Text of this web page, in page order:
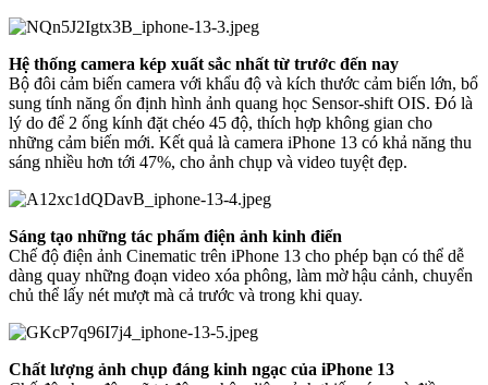
Hệ thống camera kép xuất sắc nhất từ trước đến nay
Bộ đôi cảm biến camera với khẩu độ và kích thước cảm biến lớn, bổ
sung tính năng ổn định hình ảnh quang học Sensor-shift OIS. Đó là
lý do để 2 ống kính đặt chéo 45 độ, thích hợp không gian cho
những cảm biến mới. Kết quả là camera iPhone 13 có khả năng thu
sáng nhiều hơn tới 47%, cho ảnh chụp và video tuyệt đẹp.
Sáng tạo những tác phẩm điện ảnh kinh điển
Chế độ điện ảnh Cinematic trên iPhone 13 cho phép bạn có thể dễ
dàng quay những đoạn video xóa phông, làm mờ hậu cảnh, chuyển
chủ thể lấy nét mượt mà cả trước và trong khi quay.
Chất lượng ảnh chụp đáng kinh ngạc của iPhone 13